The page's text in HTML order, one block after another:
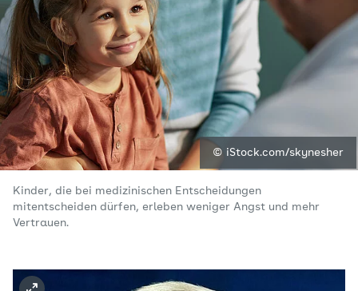
© iStock.com/skynesher
Kinder, die bei medizinischen Entscheidungen
mitentscheiden dürfen, erleben weniger Angst und mehr
Vertrauen.